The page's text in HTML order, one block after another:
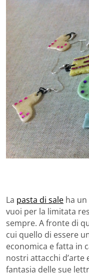
La pasta di sale ha
vuoi per la limitata
sempre. A fronte di
cui quello di essere
economica e fatta in
nostri attacchi d’arte
fantasia delle sue